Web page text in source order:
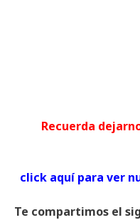
Recuerda
click aquí para ver
Te compartimos el